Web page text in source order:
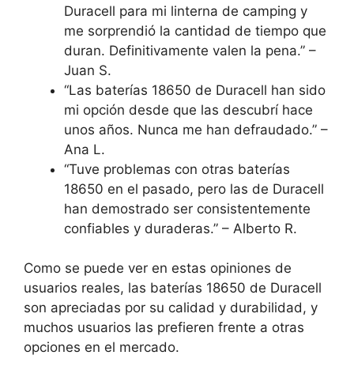
Duracell para mi linterna de camping y
me sorprendió la cantidad de tiempo que
duran. Definitivamente valen la pena.” –
Juan S.
“Las baterías 18650 de Duracell han sido
mi opción desde que las descubrí hace
unos años. Nunca me han defraudado.” –
Ana L.
“Tuve problemas con otras baterías
18650 en el pasado, pero las de Duracell
han demostrado ser consistentemente
confiables y duraderas.” – Alberto R.
Como se puede ver en estas opiniones de
usuarios reales, las baterías 18650 de Duracell
son apreciadas por su calidad y durabilidad, y
muchos usuarios las prefieren frente a otras
opciones en el mercado.